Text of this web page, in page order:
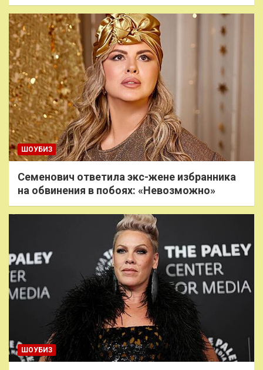
ШОУБИЗ
Семенович ответила экс-жене избранника
на обвинения в побоях: «Невозможно»
ШОУБИЗ